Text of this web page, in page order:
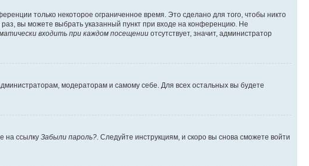
только некоторое ограниченное время. Это сделано для того, чтобы никто
вы можете выбрать указанный пункт при входе на конференцию. Не
входить при каждом посещении отсутствует, значит, администратор
модераторам и самому себе. Для всех остальных вы будете
на ссылку Забыли пароль? . Следуйте инструкциям, и скоро вы снова сможете войти